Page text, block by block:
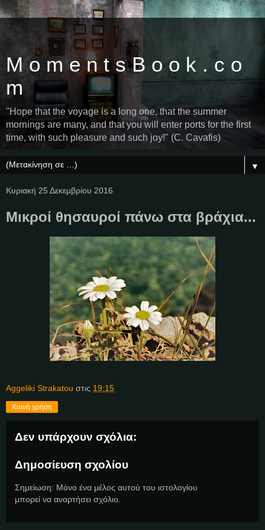
M o m e n t s B o o k . c o
m
"Hope that the voyage is a long one, that the summer
mornings are many, and that you will enter ports for the first
time, with such pleasure and such joy!" (C. Cavafis)
▼
Κυριακή 25 Δεκεμβρίου 2016
Μικροί θησαυροί πάνω στα βράχια...
Aggeliki Strakatou στις 19:15
Κοινή χρήση
Δεν υπάρχουν σχόλια:
Δημοσίευση σχολίου
Σημείωση: Μόνο ένα μέλος αυτού του ιστολογίου
μπορεί να αναρτήσει σχόλιο.